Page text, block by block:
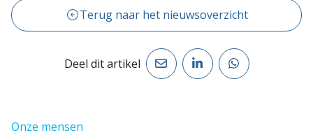
Terug naar het nieuwsoverzicht
Deel dit artikel
Onze mensen